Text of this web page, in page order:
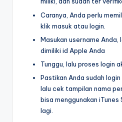
Caranya, Anda perlu
klik masuk atau login.
Masukan username Anda,
dimiliki id Apple Anda
Tunggu, lalu proses login
Pastikan Anda sudah login
lalu cek tampilan nama
bisa menggunakan
lagi.